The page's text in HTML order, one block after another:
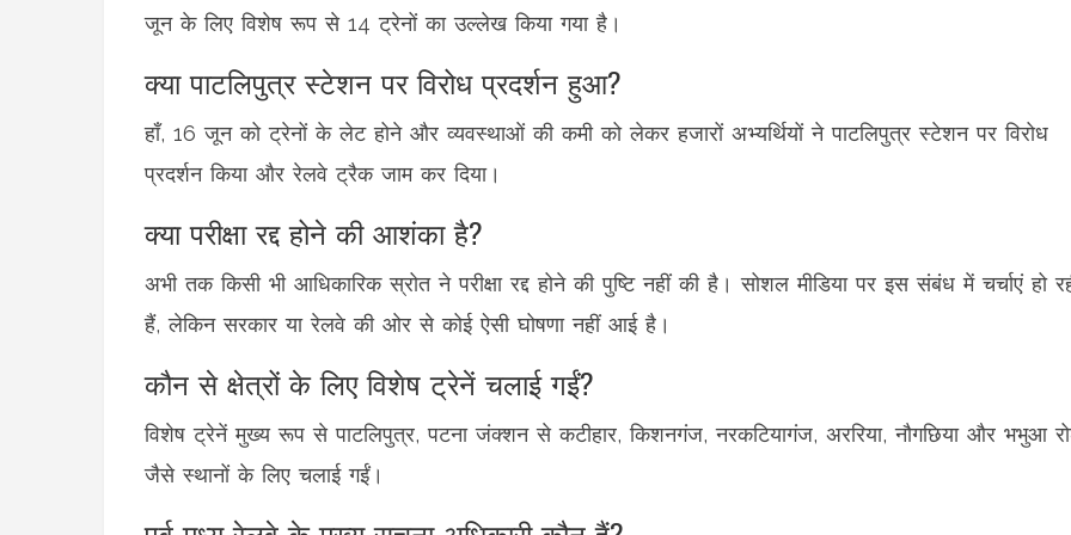
जून के लिए विशेष रूप से 14 ट्रेनों का उल्लेख किया गया है।
क्या पाटलिपुत्र स्टेशन पर विरोध प्रदर्शन हुआ?
हाँ, 16 जून को ट्रेनों के लेट होने और व्यवस्थाओं की कमी को लेकर हजारों अभ्यर्थियों ने पाटलिपुत्र स्टेशन पर विरोध
प्रदर्शन किया और रेलवे ट्रैक जाम कर दिया।
क्या परीक्षा रद्द होने की आशंका है?
अभी तक किसी भी आधिकारिक स्रोत ने परीक्षा रद्द होने की पुष्टि नहीं की है। सोशल मीडिया पर इस संबंध में चर्चाएं हो
हैं, लेकिन सरकार या रेलवे की ओर से कोई ऐसी घोषणा नहीं आई है।
कौन से क्षेत्रों के लिए विशेष ट्रेनें चलाई गईं?
विशेष ट्रेनें मुख्य रूप से पाटलिपुत्र, पटना जंक्शन से कटीहार, किशनगंज, नरकटियागंज, अररिया, नौगछिया और भभुआ
जैसे स्थानों के लिए चलाई गईं।